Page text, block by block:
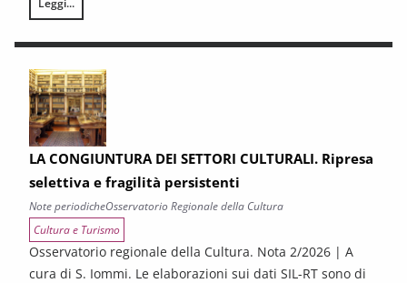
Leggi...
LA CONGIUNTURA NELLE PROVINCE TOSCANE
LA CONGIUNTURA DEI SETTORI CULTURALI. Ripresa
selettiva e fragilità persistenti
Note periodicheOsservatorio Regionale della Cultura
Cultura e Turismo
Osservatorio regionale della Cultura. Nota 2/2026 | A
cura di S. Iommi. Le elaborazioni sui dati SIL-RT sono di